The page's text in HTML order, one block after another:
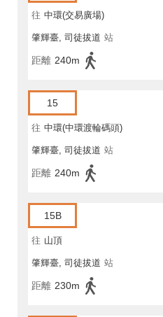
往 中環(交易廣場)
肇輝臺, 司徒拔道 站
距離 240m
15
往 中環(中環渡輪碼頭)
肇輝臺, 司徒拔道 站
距離 240m
15B
往 山頂
肇輝臺, 司徒拔道 站
距離 230m